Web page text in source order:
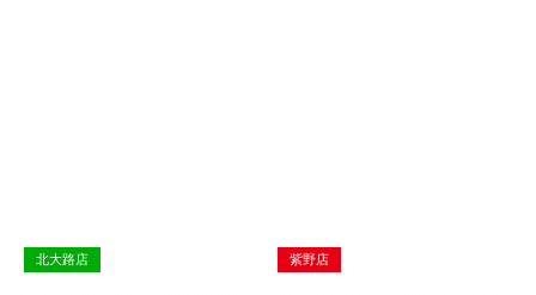
北大路店 紫野店